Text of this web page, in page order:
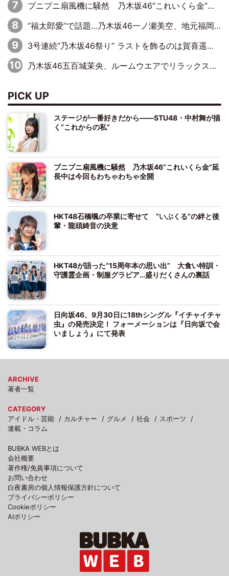
プニプニ扇風機に騒然 乃木坂46“これいくら金”延長中は今回もわちゃわちゃ全開
“福太郎愛”で話題…乃木坂46一ノ瀬美空、地元福岡『めんべい25周年トップサポーター』に就任
3号連続“乃木坂46祭り” ラストを飾るのは賀喜遥香…5年ぶりの登場に「5年分大人になった私を見ていただけたら」
乃木坂46五百城茉央、ルームウエアでリラックス「今回のグラビアを見て成長を感じていただけるとうれしい」
PICK UP
ステージが一番好きだから――STU48・中村舞が描
く“これからの私”
プニプニ扇風機に騒然 乃木坂46“これいくら金”延
長中は今回もわちゃわちゃ全開
HKT48石橋颯の卒業に寄せて “いぶくる”の絆と後
輩・龍頭綺音の決意
HKT48が語った“15周年本の思い出” 大食い特訓・
守護霊企画・制服グラビア…盛りだくさんの裏話
日向坂46、9月30日に18thシングル『イチャイチャ
虫』の発売決定！ フォーメーションは『日向坂で会
いましょう』にて発表
ARCHIVE
著者一覧
CATEGORY
アイドル・芸能
カルチャー グルメ 社会
スポーツ
連載・コラム
BUBKA WEBとは
会社概要
著作権/免責事項について
お問い合わせ
白夜書房の個人情報保護方針について
プライバシーポリシー
Cookieポリシー
AIポリシー